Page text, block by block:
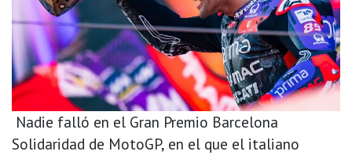
Nadie falló en el Gran Premio Barcelona
Solidaridad de MotoGP, en el que el italiano